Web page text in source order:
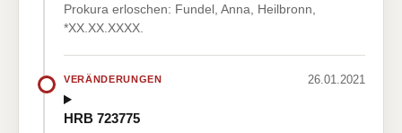
Prokura erloschen: Fundel, Anna, Heilbronn,
*XX.XX.XXXX.
VERÄNDERUNGEN 26.01.2021
HRB 723775